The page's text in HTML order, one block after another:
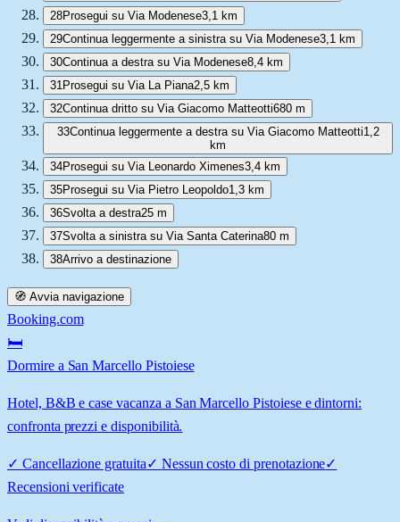
28Prosegui su Via Modenese3,1 km
29Continua leggermente a sinistra su Via Modenese3,1 km
30Continua a destra su Via Modenese8,4 km
31 Prosegui su Via La Piana2,5 km
32Continua dritto su Via Giacomo Matteotti680 m
33Continua leggermente a destra su Via Giacomo Matteotti1,2
km
34Prosegui su Via Leonardo Ximenes3,4 km
35Prosegui su Via Pietro Leopoldo1,3 km
36Svolta a destra25 m
37Svolta a sinistra su Via Santa Caterina80 m
38Arrivo a destinazione
🧭 Avvia navigazione
Booking.com
🛏️
Dormire a San Marcello Pistoiese
Hotel, B&B e case vacanza a San Marcello Pistoiese e dintorni:
confronta prezzi e disponibilità.
✓ Cancellazione gratuita✓ Nessun costo di prenotazione✓
Recensioni verificate